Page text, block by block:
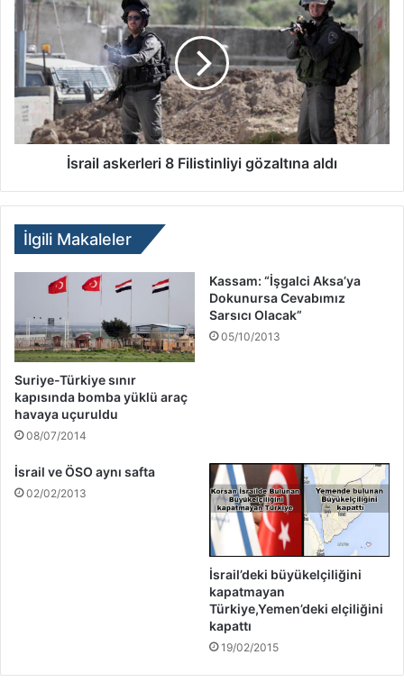
İsrail askerleri 8 Filistinliyi gözaltına aldı
İlgili Makaleler
Suriye-Türkiye sınır
kapısında bomba yüklü araç
havaya uçuruldu
08/07/2014
Kassam: “İşgalci Aksa’ya
Dokunursa Cevabımız
Sarsıcı Olacak”
05/10/2013
İsrail ve ÖSO aynı safta
02/02/2013
İsrail’deki büyükelçiliğini
kapatmayan
Türkiye,Yemen’deki elçiliğini
kapattı
19/02/2015